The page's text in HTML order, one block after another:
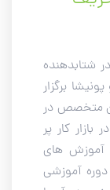
شتابدهنده
برگزار
متخصص در
کار پر
آموزش های
دوره آموزشی